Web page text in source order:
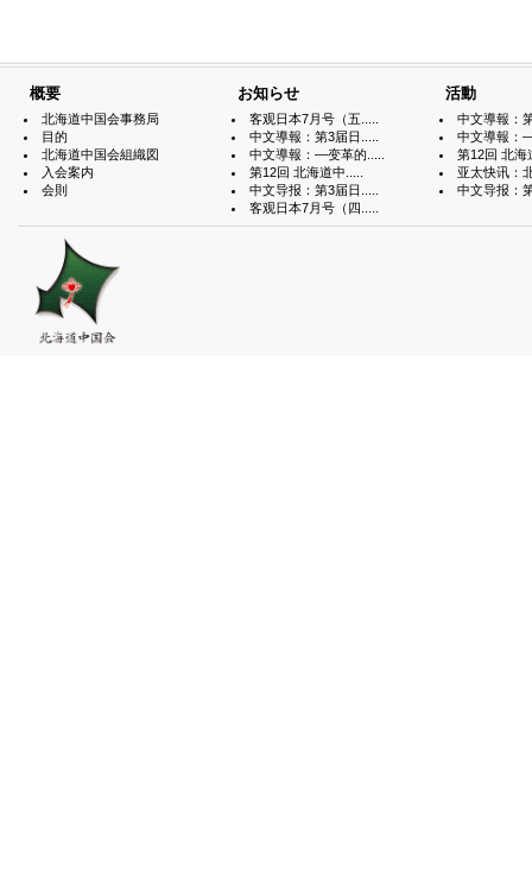
概要
北海道中国会事務局
目的
北海道中国会組織図
入会案内
会則
お知らせ
客观日本7月号（五.....
中文導報：第3届日.....
中文導報：—变革的.....
第12回 北海道中.....
中文导报：第3届日.....
客观日本7月号（四.....
活動
中文導報：
中文導報：
第12回 北海
亚太快讯：
中文导报：